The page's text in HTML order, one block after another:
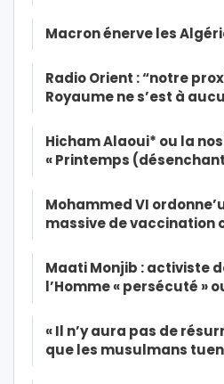
Macron énerve les
Radio Orient : “notre
Royaume ne s’est à
Hicham Alaoui* ou la
« Printemps
Mohammed VI
massive de vaccination
Maati Monjib : activiste
l’Homme « persécuté »
« Il n’y aura pas de
que les musulmans